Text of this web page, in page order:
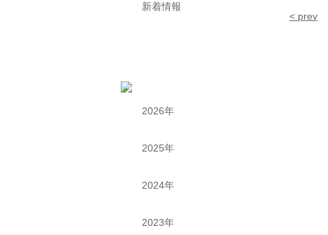
< prev
新着情報
2026年
2025年
2024年
2023年